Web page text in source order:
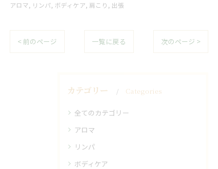
アロマ リンパ ボディケア 肩こり 出張
< 前のページ 一覧に戻る 次のページ >
カテゴリー Categories
全てのカテゴリー
アロマ
リンパ
ボディケア